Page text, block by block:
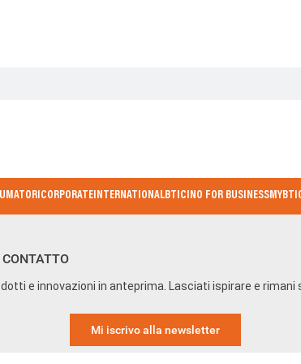
CORPORATEINTERNATIONALBTICINO FOR BUSINESS
e innovazioni in anteprima. Lasciati ispirare e rimani
Mi iscrivo alla newsletter